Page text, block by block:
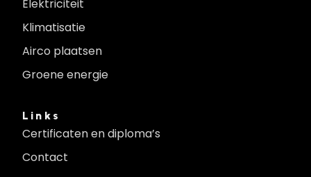
Elektriciteit
Klimatisatie
Airco plaatsen
Groene energie
Links
Certificaten en diploma’s
Contact